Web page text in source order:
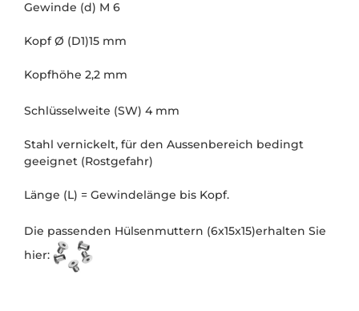
Gewinde (d) M 6
Kopf Ø (D1)15 mm
Kopfhöhe 2,2 mm
Schlüsselweite (SW) 4 mm
Stahl vernickelt, für den Aussenbereich bedingt
geeignet (Rostgefahr)
Länge (L) = Gewindelänge bis Kopf.
Die passenden Hülsenmuttern (6x15x15)erhalten Sie
hier: